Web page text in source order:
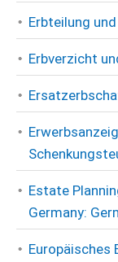
Erbteilung
Erbverzicht
Estate
Germany:
Europäisches